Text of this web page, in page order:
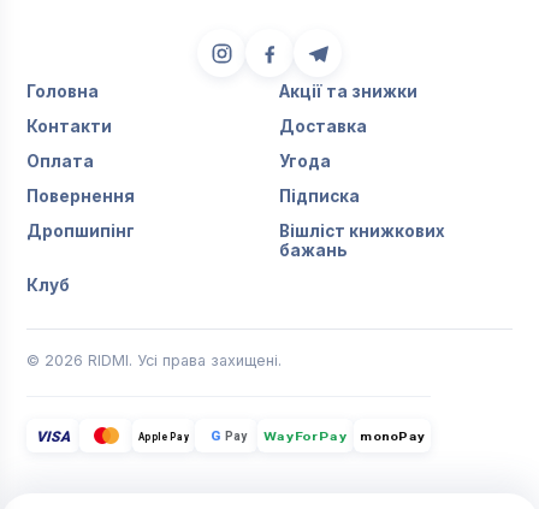
Головна
Акції та знижки
Контакти
Доставка
Оплата
Угода
Повернення
Підписка
Дропшипінг
Вішліст книжкових
бажань
Клуб
© 2026 RIDMI. Усі права захищені.
VISA Apple Pay G Pay WayForPay monoPay